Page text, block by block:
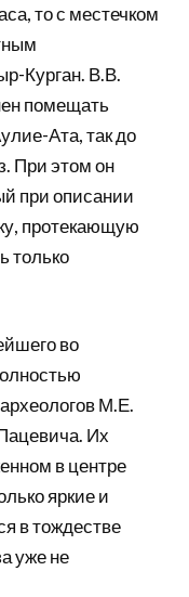
то с местечком
Курган. В.В.
помещать
Ата, так до
При этом он
при описании
протекающую
только
во
М.Е.
Их
в центре
яркие и
в тождестве
уже не